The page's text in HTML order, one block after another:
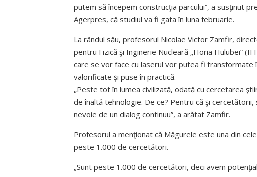
putem să începem construcţia parcului”, a susţinut
Agerpres, că studiul va fi gata în luna februarie.
La rândul său, profesorul Nicolae Victor Zamfir,
pentru Fizică şi Inginerie Nucleară „Horia Hulubei”
care se vor face cu laserul vor putea fi
valorificate şi puse în practică.
„Peste tot în lumea civilizată, odată cu cercetarea
de înaltă tehnologie. De ce? Pentru că şi
nevoie de un dialog continuu”, a arătat Zamfir.
Profesorul a menţionat că Măgurele este una din
peste 1.000 de cercetători.
„Sunt peste 1.000 de cercetători, deci avem